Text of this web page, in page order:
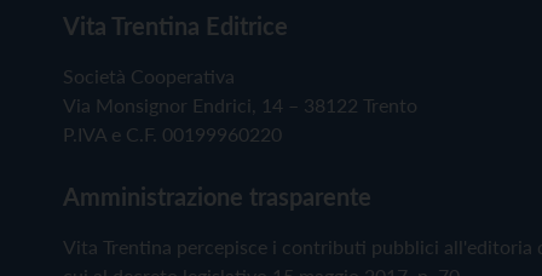
Vita Trentina Editrice
Società Cooperativa
Via Monsignor Endrici, 14 – 38122 Trento
P.IVA e C.F. 00199960220
Amministrazione trasparente
Vita Trentina percepisce i contributi pubblici all'editoria